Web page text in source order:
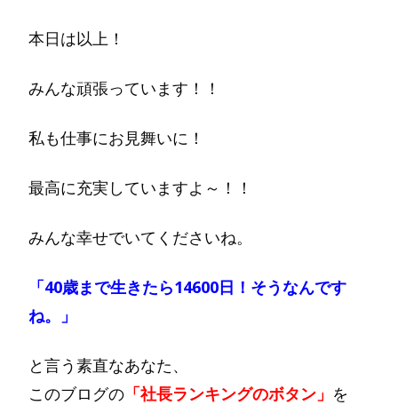
本日は以上！
みんな頑張っています！！
私も仕事にお見舞いに！
最高に充実していますよ～！！
みんな幸せでいてくださいね。
「40歳まで生きたら14600日！そうなんです
ね。」
と言う素直なあなた、
このブログの 「社長ランキングのボタン」 を